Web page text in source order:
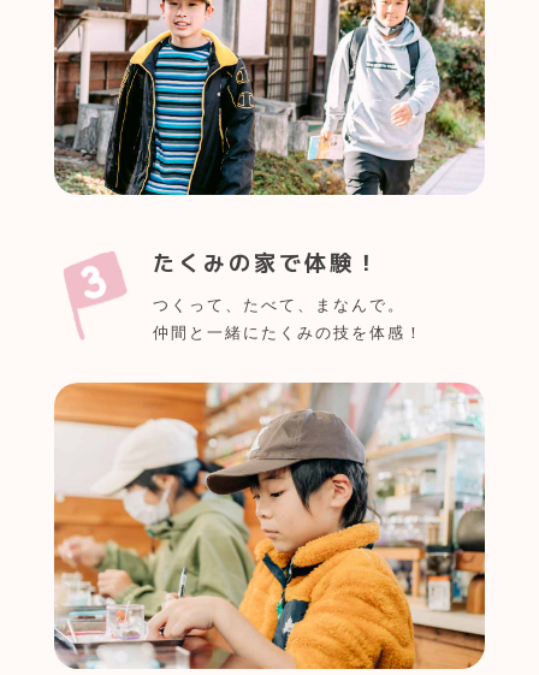
たくみの家で体験！
つくって、たべて、まなんで。
仲間と一緒にたくみの技を体感！